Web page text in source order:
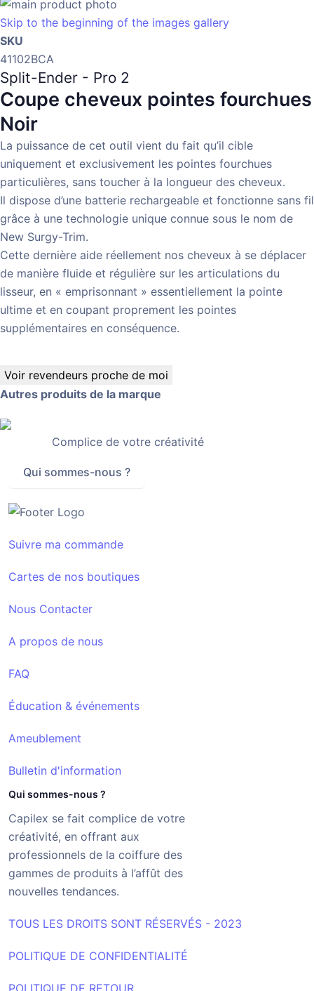
Skip to the beginning of the images gallery
SKU
41102BCA
Split-Ender - Pro 2
Coupe cheveux pointes fourchues
Noir
La puissance de cet outil vient du fait qu’il cible
uniquement et exclusivement les pointes fourchues
particulières, sans toucher à la longueur des cheveux.
Il dispose d’une batterie rechargeable et fonctionne sans fil
grâce à une technologie unique connue sous le nom de
New Surgy-Trim.
Cette dernière aide réellement nos cheveux à se déplacer
de manière fluide et régulière sur les articulations du
lisseur, en « emprisonnant » essentiellement la pointe
ultime et en coupant proprement les pointes
supplémentaires en conséquence.
Voir revendeurs proche de moi
Autres produits de la marque
Complice de votre créativité
Qui sommes-nous ?
Suivre ma commande
Cartes de nos boutiques
Nous Contacter
A propos de nous
FAQ
Éducation & événements
Ameublement
Bulletin d'information
Qui sommes-nous ?
Capilex se fait complice de votre
créativité, en offrant aux
professionnels de la coiffure des
gammes de produits à l’affût des
nouvelles tendances.
TOUS LES DROITS SONT RÉSERVÉS - 2023
POLITIQUE DE CONFIDENTIALITÉ